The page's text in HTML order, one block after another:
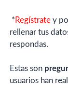
* Regístrate y
rellenar tus
respondas.
Estas son
usuarios han